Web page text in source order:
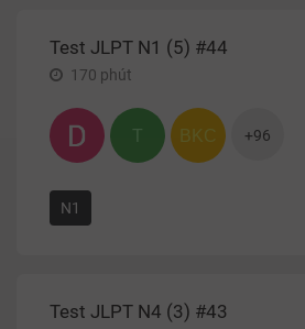
Test JLPT N1 (5) #44
170 phút
T BKC +96
N1
Test JLPT N4 (3) #43